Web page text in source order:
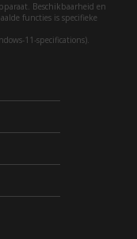
Beschikbaarheid en
functies is specifieke
11-specifications).